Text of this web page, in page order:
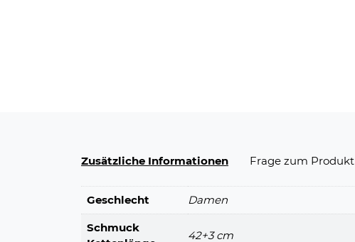
Zusätzliche Informationen Frage zum Produkt
Geschlecht Damen
Schmuck
42+3 cm